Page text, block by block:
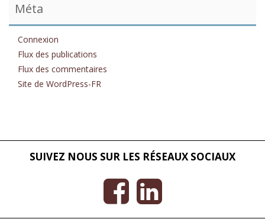
Méta
Connexion
Flux des publications
Flux des commentaires
Site de WordPress-FR
SUIVEZ NOUS SUR LES RÉSEAUX SOCIAUX